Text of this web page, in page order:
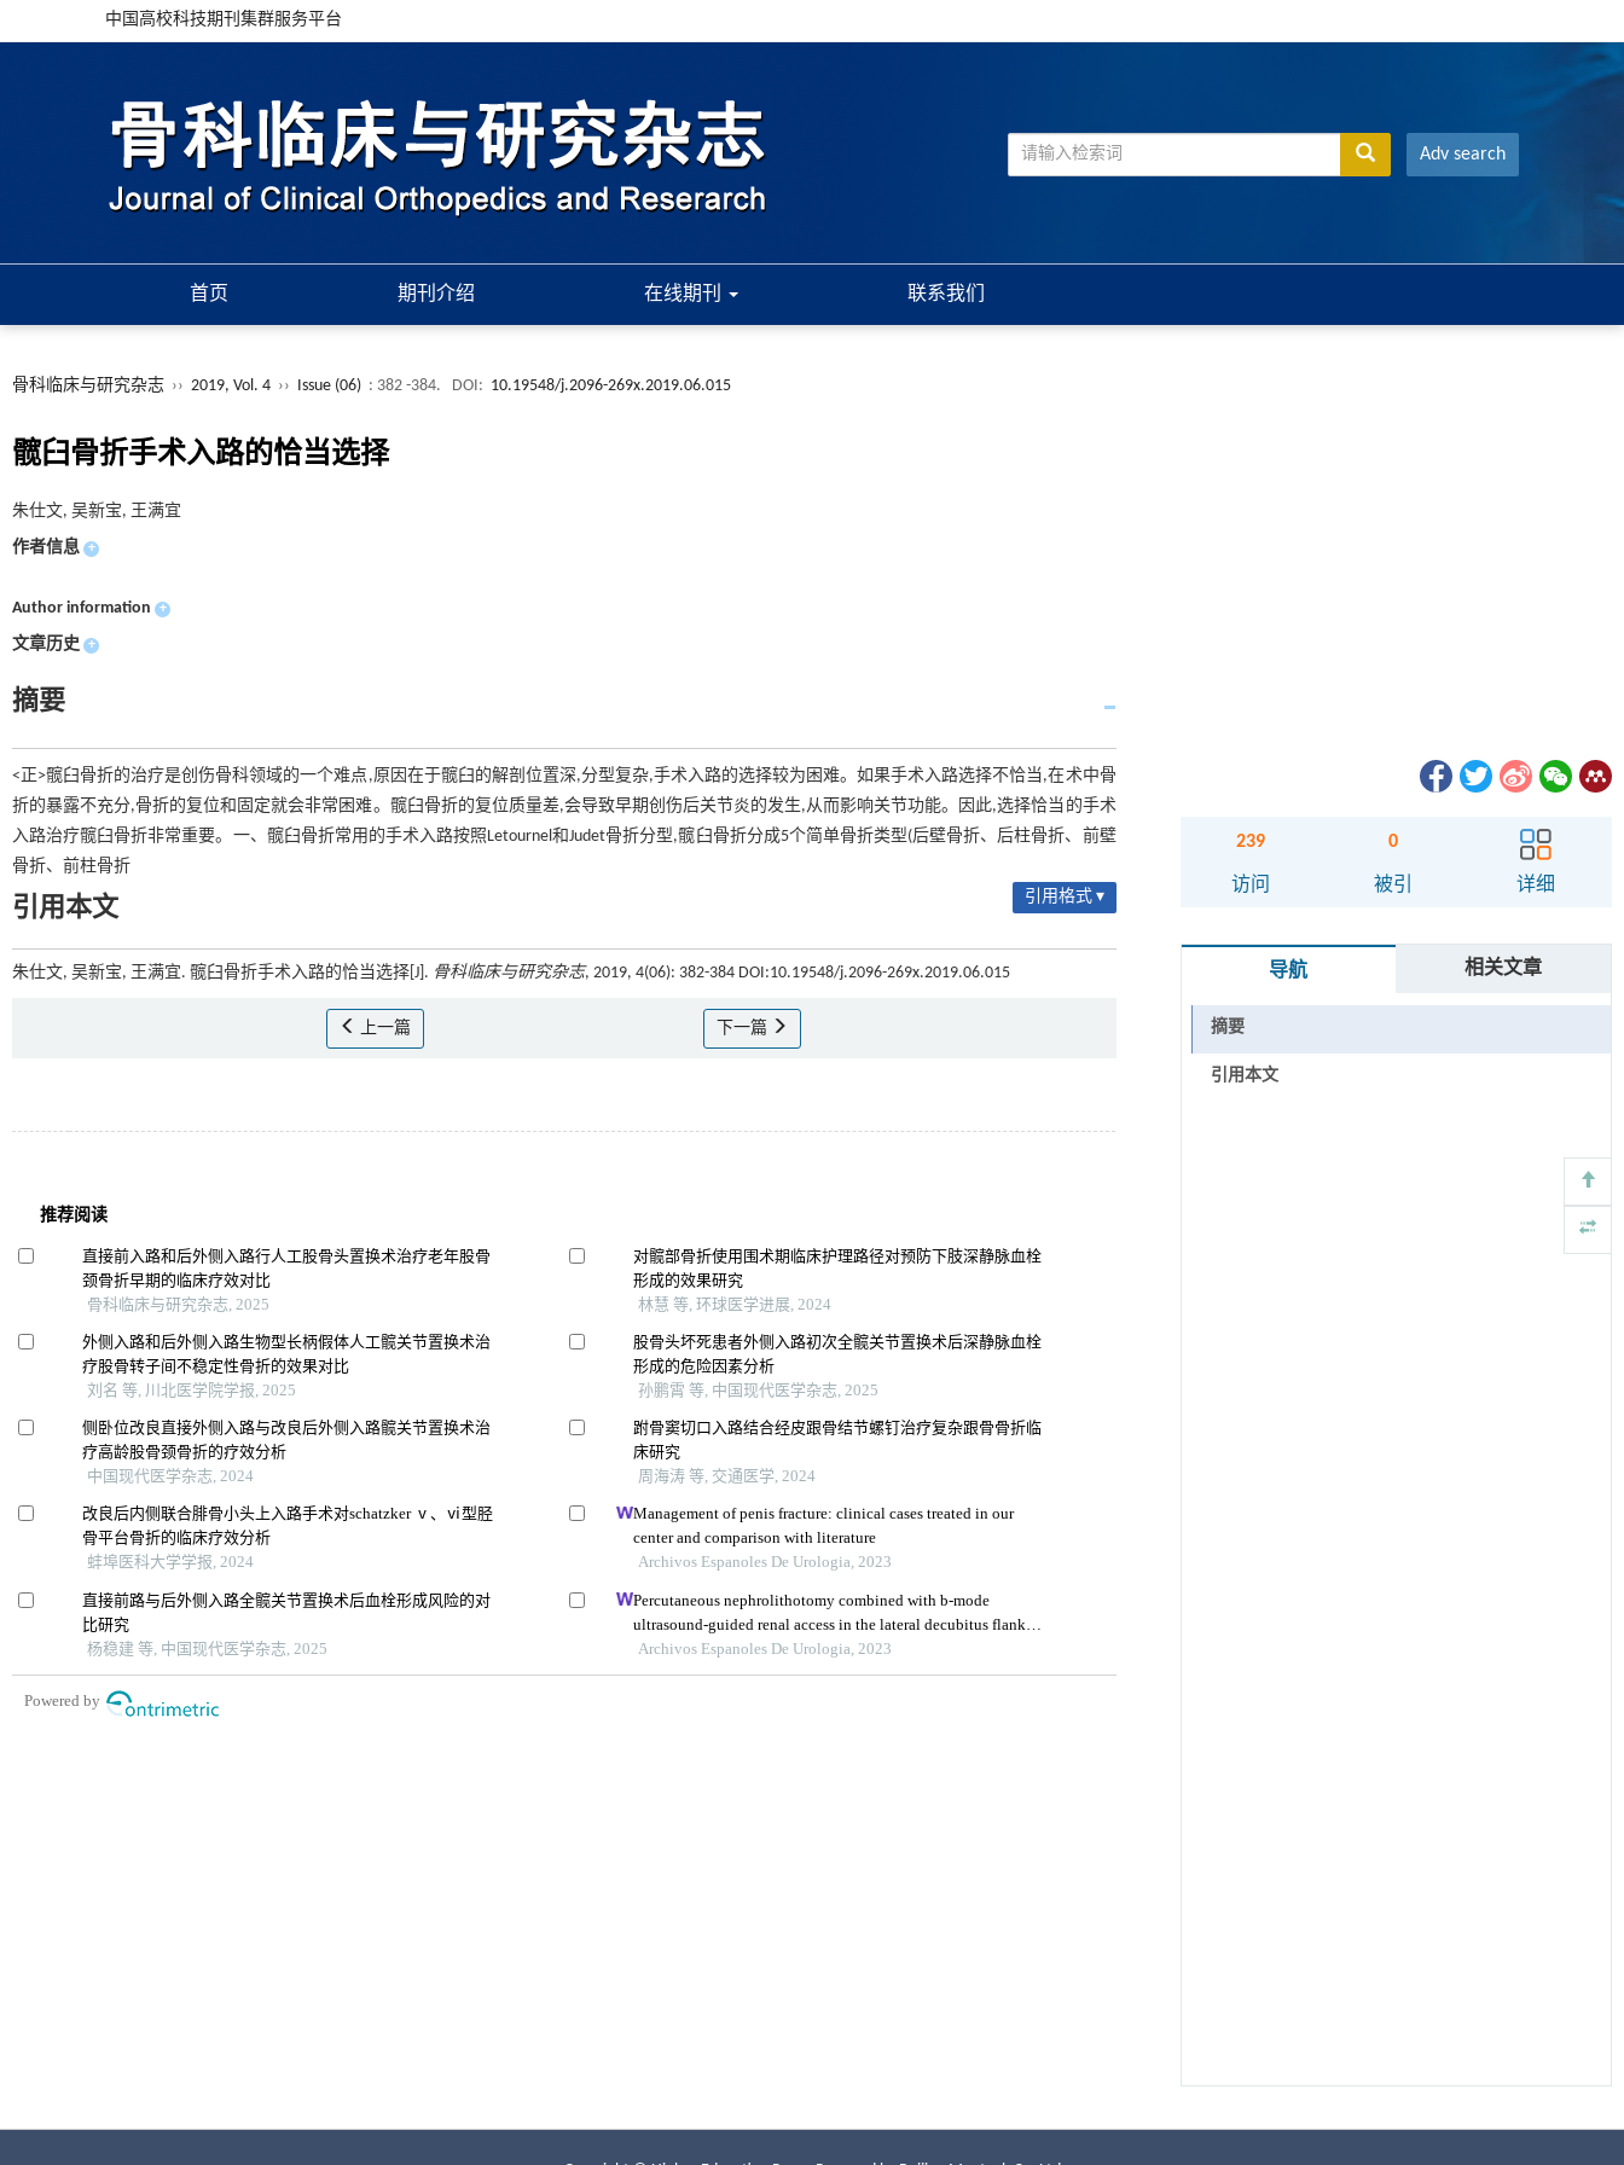
中国高校科技期刊集群服务平台
Adv search
首页 期刊介绍 在线期刊 联系我们
骨科临床与研究杂志 ›› 2019, Vol. 4 ›› Issue (06) : 382 -384. DOI: 10.19548/j.2096-269x.2019.06.015
髋臼骨折手术入路的恰当选择
朱仕文, 吴新宝, 王满宜
作者信息 +
Author information +
文章历史 +
摘要
<正>髋臼骨折的治疗是创伤骨科领域的一个难点,原因在于髋臼的解剖位置深,分型复杂,手术入路的选择较为困难。如果手术入路选择不恰当,在术中骨
折的暴露不充分,骨折的复位和固定就会非常困难。髋臼骨折的复位质量差,会导致早期创伤后关节炎的发生,从而影响关节功能。因此,选择恰当的手术
入路治疗髋臼骨折非常重要。一、髋臼骨折常用的手术入路按照Letournel和Judet骨折分型,髋臼骨折分成5个简单骨折类型(后壁骨折、后柱骨折、前壁
骨折、前柱骨折
引用本文 引用格式 ▾
朱仕文, 吴新宝, 王满宜. 髋臼骨折手术入路的恰当选择[J]. 骨科临床与研究杂志, 2019, 4(06): 382-384 DOI:10.19548/j.2096-269x.2019.06.015
上一篇 下一篇
239
访问
0
被引 详细
导航 相关文章
摘要
引用本文